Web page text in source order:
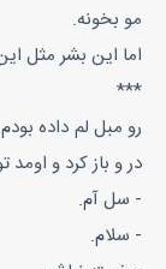
مو بخونه.
اما اين بشر مثل
***
رو مبل لم داده
در و باز کرد و اومد تو.
- سل آم.
- سلام.